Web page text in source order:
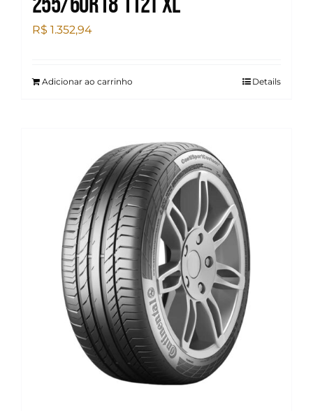
R$ 1.352,94
Adicionar ao carrinho Details